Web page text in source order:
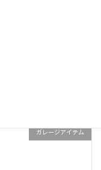
ガレージアイテム